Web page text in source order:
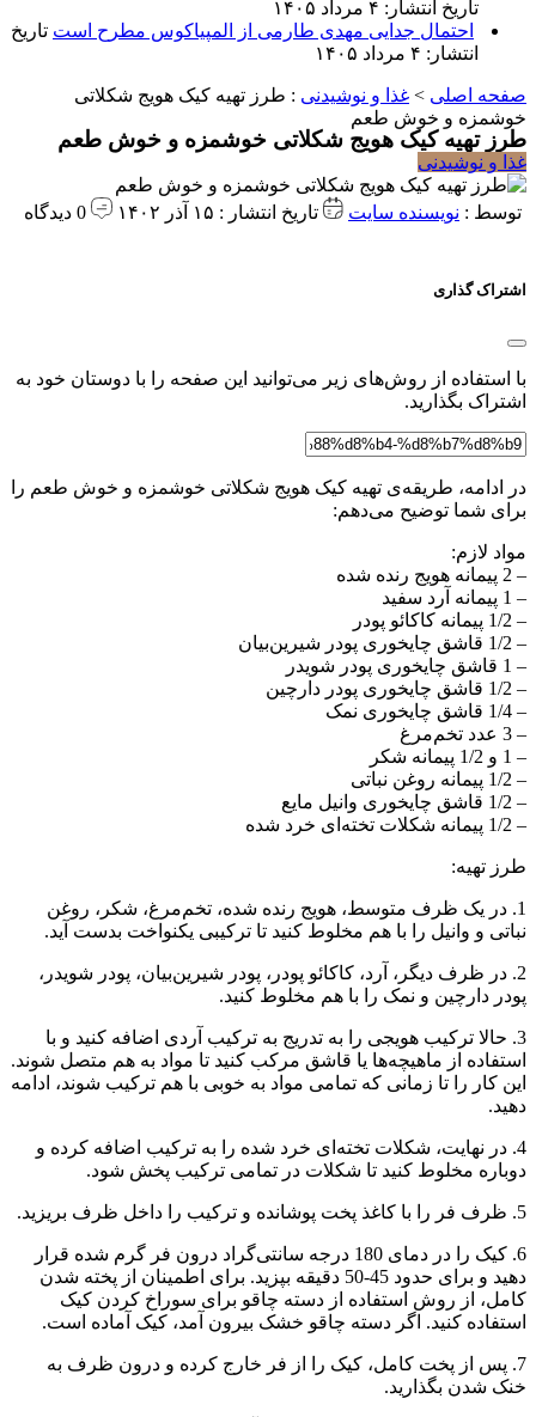
تاریخ انتشار: ۴ مرداد ۱۴۰۵
احتمال جدایی مهدی طارمی از المپیاکوس مطرح است تاریخ
انتشار: ۴ مرداد ۱۴۰۵
صفحه اصلی > غذا و نوشیدنی : طرز تهیه کیک هویج شکلاتی
خوشمزه و خوش طعم
طرز تهیه کیک هویج شکلاتی خوشمزه و خوش طعم
غذا و نوشیدنی
توسط : نویسنده سایت تاریخ انتشار : ۱۵ آذر ۱۴۰۲
اشتراک گذاری
با استفاده از روش‌های زیر می‌توانید این صفحه را با دوستان خود به
اشتراک بگذارید.
در ادامه، طریقه‌ی تهیه کیک هویج شکلاتی خوشمزه و خوش طعم را
برای شما توضیح می‌دهم:
مواد لازم:
– 2 پیمانه هویج رنده شده
– 1 پیمانه آرد سفید
– 1/2 پیمانه کاکائو پودر
– 1/2 قاشق چایخوری پودر شیرین‌بیان
– 1 قاشق چایخوری پودر شویدر
– 1/2 قاشق چایخوری پودر دارچین
– 1/4 قاشق چایخوری نمک
– 3 عدد تخم‌مرغ
– 1 و 1/2 پیمانه شکر
– 1/2 پیمانه روغن نباتی
– 1/2 قاشق چایخوری وانیل مایع
– 1/2 پیمانه شکلات تخته‌ای خرد شده
طرز تهیه:
1. در یک ظرف متوسط، هویج رنده شده، تخم‌مرغ، شکر، روغن
نباتی و وانیل را با هم مخلوط کنید تا ترکیبی یکنواخت بدست آید.
2. در ظرف دیگر، آرد، کاکائو پودر، پودر شیرین‌بیان، پودر شویدر،
پودر دارچین و نمک را با هم مخلوط کنید.
3. حالا ترکیب هویجی را به تدریج به ترکیب آردی اضافه کنید و با
استفاده از ماهیچه‌ها یا قاشق مرکب کنید تا مواد به هم متصل شوند.
این کار را تا زمانی که تمامی مواد به خوبی با هم ترکیب شوند، ادامه
دهید.
4. در نهایت، شکلات تخته‌ای خرد شده را به ترکیب اضافه کرده و
دوباره مخلوط کنید تا شکلات در تمامی ترکیب پخش شود.
5. ظرف فر را با کاغذ پخت پوشانده و ترکیب را داخل ظرف بریزید.
6. کیک را در دمای 180 درجه سانتی‌گراد درون فر گرم شده قرار
دهید و برای حدود 45-50 دقیقه بپزید. برای اطمینان از پخته شدن
کامل، از روش استفاده از دسته چاقو برای سوراخ کردن کیک
استفاده کنید. اگر دسته چاقو خشک بیرون آمد، کیک آماده است.
7. پس از پخت کامل، کیک را از فر خارج کرده و درون ظرف به
خنک شدن بگذارید.